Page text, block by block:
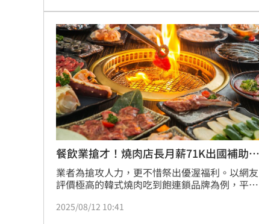
好只要不願意帶人或升不上帶人職位，薪水就會
萬年卡在某個階段，這樣的環境中能撐多久
呢？」。
餐飲業搶才！燒肉店長月薪71K出國補助3
萬
業者為搶攻人力，更不惜祭出優渥福利。以網友
評價極高的韓式燒肉吃到飽連鎖品牌為例，平台
供盈餘分紅、彈性排班與月休9天等福利；位於
2025/08/12 10:41